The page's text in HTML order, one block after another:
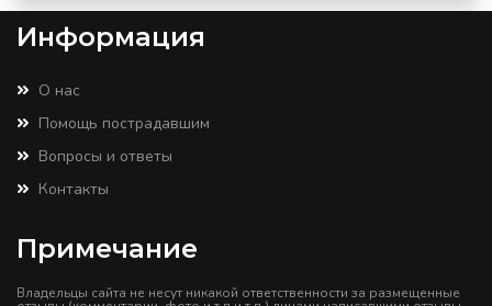
Информация
О нас
Помощь пострадавшим
Вопросы и ответы
Контакты
Примечание
Владельцы сайта не несут никакой ответственности за размещенные